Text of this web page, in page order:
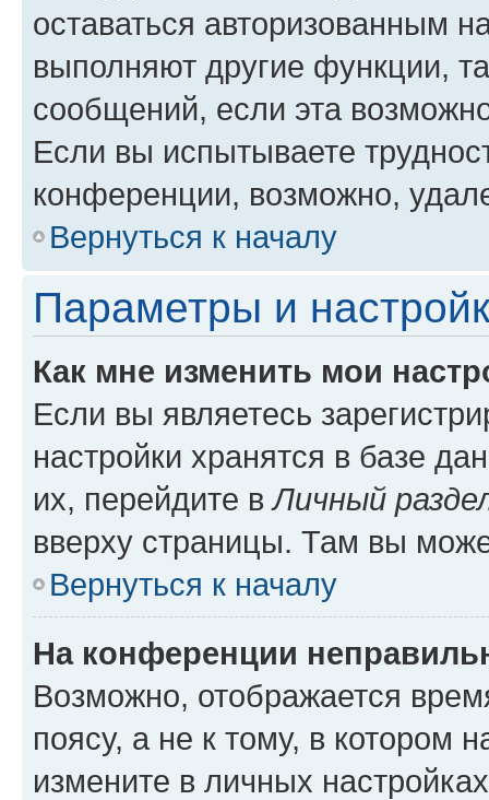
оставаться авторизованным
выполняют другие функции,
сообщений, если эта
Если вы испытываете
конференции, возможно,
Вернуться к началу
Параметры и
Как мне изменить мои
Если вы являетесь
настройки хранятся в базе
их, перейдите вЛичный
вверху страницы. Там вы
Вернуться к началу
На конференции
Возможно, отображается
поясу, а не к тому, в котором
измените в личных